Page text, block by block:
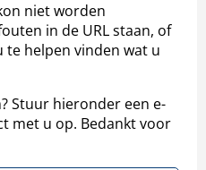
niet worden
in de URL staan, of
te helpen vinden wat u
Stuur hieronder een e-
met u op. Bedankt voor